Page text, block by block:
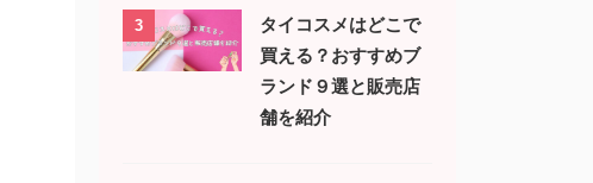
3
タイコスメはどこで
買える？おすすめブ
ランド９選と販売店
舗を紹介